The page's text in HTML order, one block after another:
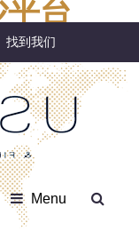
台
找到我们
Menu